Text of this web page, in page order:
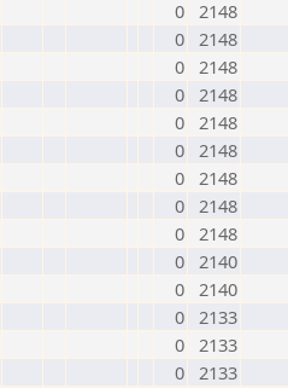
0 2148
0 2148
0 2148
0 2148
0 2148
0 2148
0 2148
0 2148
0 2148
0 2140
0 2140
0 2133
0 2133
0 2133